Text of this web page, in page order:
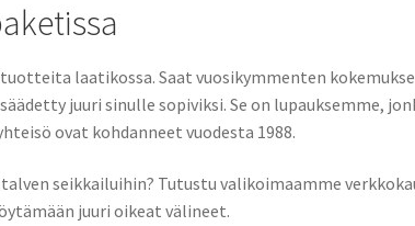
laatikossa. Saat vuosikymmenten
juuri sinulle sopiviksi. Se on lupauksemme,
ovat kohdanneet vuodesta 1988.
seikkailuihin? Tutustu valikoimaamme
juuri oikeat välineet.